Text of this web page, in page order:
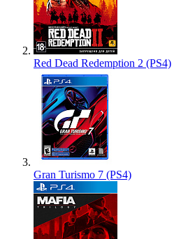
Red Dead Redemption 2 (PS4)
Gran Turismo 7 (PS4)